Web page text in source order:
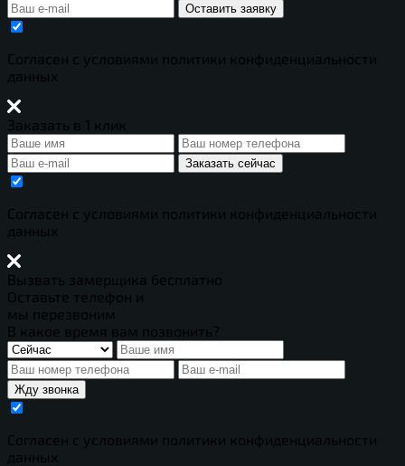
Оставить заявку
Cогласен с условиями политики конфиденциальности
данных
Заказать в 1 клик
Заказать сейчас
Cогласен с условиями политики конфиденциальности
данных
Вызвать замерщика бесплатно
Оставьте телефон и
мы перезвоним
В какое время вам позвонить?
Жду звонка
Cогласен с условиями политики конфиденциальности
данных